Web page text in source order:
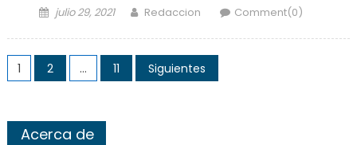
Posted
julio 29, 2021 Author
Redaccion Comment(0)
Paginación
de
entradas
1 2 … 11 Siguientes
Acerca de